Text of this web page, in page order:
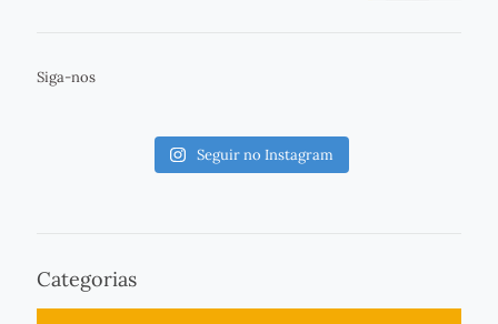
Siga-nos
Seguir no Instagram
Categorias